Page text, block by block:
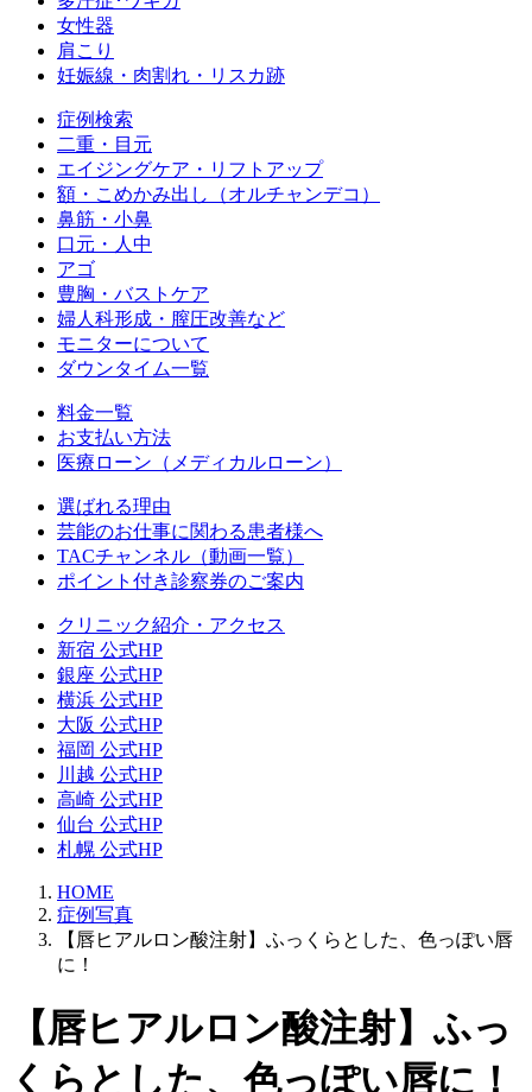
女性器
肩こり
妊娠線・肉割れ・リスカ跡
症例検索
二重・目元
エイジングケア・リフトアップ
額・こめかみ出し（オルチャンデコ）
鼻筋・小鼻
口元・人中
アゴ
豊胸・バストケア
婦人科形成・膣圧改善など
モニターについて
ダウンタイム一覧
料金一覧
お支払い方法
医療ローン（メディカルローン）
選ばれる理由
芸能のお仕事に関わる患者様へ
TACチャンネル（動画一覧）
ポイント付き診察券のご案内
クリニック紹介・アクセス
新宿 公式HP
銀座 公式HP
横浜 公式HP
大阪 公式HP
福岡 公式HP
川越 公式HP
高崎 公式HP
仙台 公式HP
札幌 公式HP
HOME
症例写真
【唇ヒアルロン酸注射】ふっくらとした、色っぽい唇
に！
【唇ヒアルロン酸注射】ふっ
くらとした、色っぽい唇に！